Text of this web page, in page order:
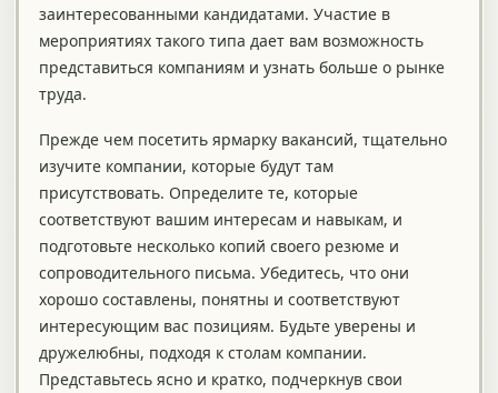
заинтересованными кандидатами. Участие в
мероприятиях такого типа дает вам возможность
представиться компаниям и узнать больше о рынке
труда.
Прежде чем посетить ярмарку вакансий, тщательно
изучите компании, которые будут там
присутствовать. Определите те, которые
соответствуют вашим интересам и навыкам, и
подготовьте несколько копий своего резюме и
сопроводительного письма. Убедитесь, что они
хорошо составлены, понятны и соответствуют
интересующим вас позициям. Будьте уверены и
дружелюбны, подходя к столам компании.
Представьтесь ясно и кратко, подчеркнув свои